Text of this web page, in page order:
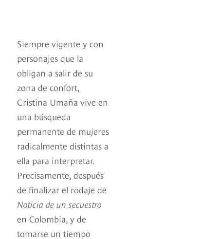
Siempre vigente y con
personajes que la
obligan a salir de su
zona de confort,
Cristina Umaña vive en
una búsqueda
permanente de mujeres
radicalmente distintas a
ella para interpretar.
Precisamente, después
de finalizar el rodaje de
Noticia de un secuestro
en Colombia, y de
tomarse un tiempo